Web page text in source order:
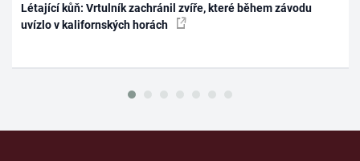
Létající kůň: Vrtulník zachránil zvíře, které během závodu
uvízlo v kalifornských horách